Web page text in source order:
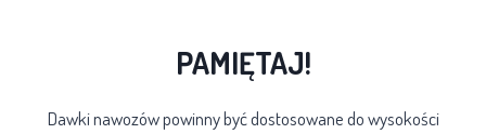
PAMIĘTAJ!
Dawki nawozów powinny być dostosowane do wysokości